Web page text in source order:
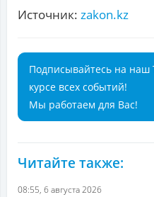
Источник: zakon.kz
Подписывайтесь на наш
курсе всех событий!
Мы работаем для Вас!
Читайте также:
08:55, 6 августа 2026